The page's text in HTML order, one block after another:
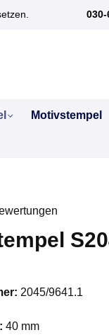
030-
Motivstempel
2045/9641.1
40 mm